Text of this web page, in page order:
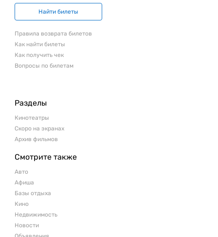
Найти билеты
Правила возврата билетов
Как найти билеты
Как получить чек
Вопросы по билетам
Разделы
Кинотеатры
Скоро на экранах
Архив фильмов
Смотрите также
Авто
Афиша
Базы отдыха
Кино
Недвижимость
Новости